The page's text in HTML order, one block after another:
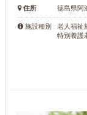
住所 徳島県阿
施設種別
老人福祉
特別養護